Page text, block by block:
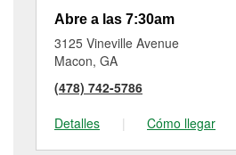
Abre a las 7:30am
3125 Vineville Avenue
Macon, GA
(478) 742-5786
Detalles
| Cómo llegar